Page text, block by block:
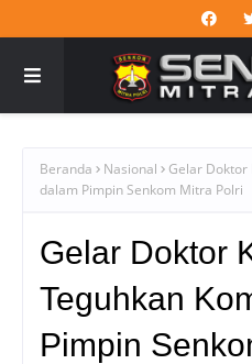
Beranda Nasional
Gelar Doktor
dalam Pimpin Senkom Mitra Polri
Gelar Doktor
Teguhkan
Pimpin